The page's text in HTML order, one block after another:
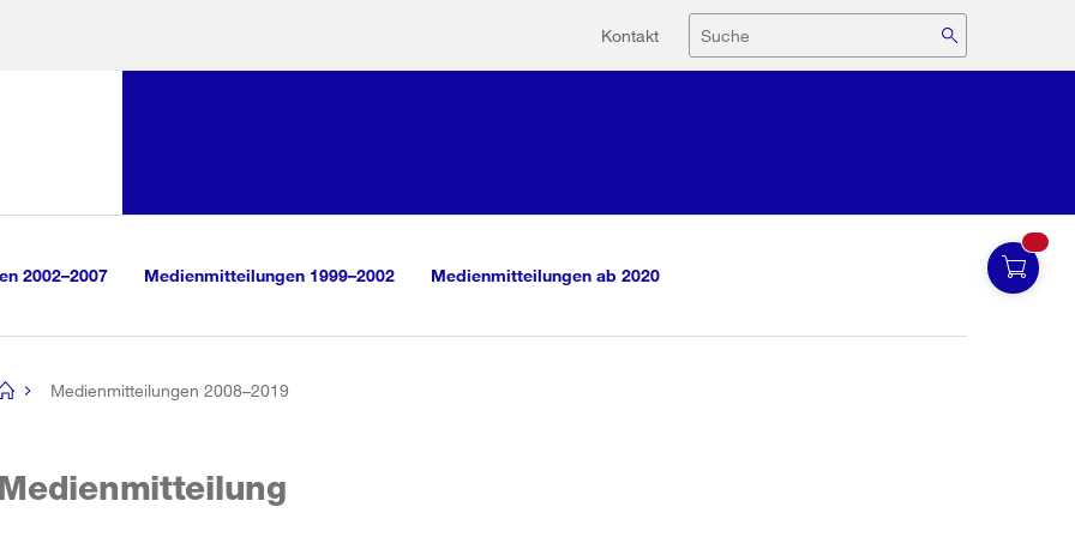
Hilfsnavigation
Kontakt Suche
2002–2007 Medienmitteilungen 1999–2002 Medienmitteilungen ab 2020
Medienmitteilungen 2008–2019